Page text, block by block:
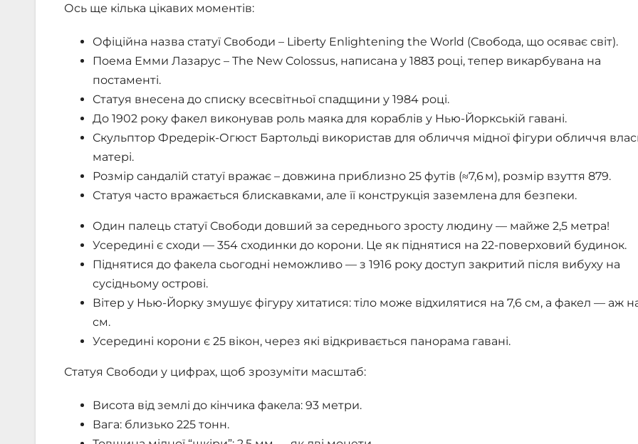
Ось ще кілька цікавих моментів:
Офіційна назва статуї Свободи – Liberty Enlightening the World (Свобода, що осяває світ).
Поема Емми Лазарус – The New Colossus, написана у 1883 році, тепер викарбувана на
постаменті.
Статуя внесена до списку всесвітньої спадщини у 1984 році.
До 1902 року факел виконував роль маяка для кораблів у Нью-Йоркській гавані.
Скульптор Фредерік-Огюст Бартольді використав для обличчя мідної фігури обличчя
матері.
Розмір сандалій статуї вражає – довжина приблизно 25 футів (≈7,6 м), розмір взуття 879.
Статуя часто вражається блискавками, але її конструкція заземлена для безпеки.
Один палець статуї Свободи довший за середнього зросту людину — майже 2,5 метра!
Усередині є сходи — 354 сходинки до корони. Це як піднятися на 22-поверховий будинок.
Піднятися до факела сьогодні неможливо — з 1916 року доступ закритий після вибуху на
сусідньому острові.
Вітер у Нью-Йорку змушує фігуру хитатися: тіло може відхилятися на 7,6 см, а факел — аж
см.
Усередині корони є 25 вікон, через які відкривається панорама гавані.
Статуя Свободи у цифрах, щоб зрозуміти масштаб:
Висота від землі до кінчика факела: 93 метри.
Вага: близько 225 тонн.